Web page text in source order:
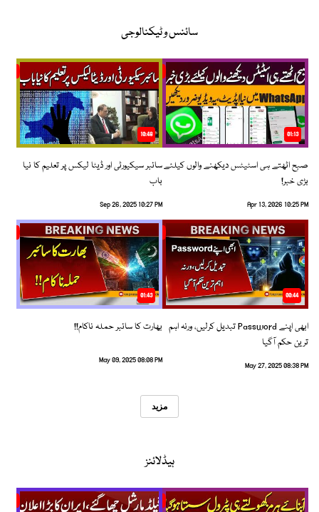
سائنس و ٹیکنالوجی
01:13
صبح اٹھتے ہی اسٹیٹس دیکھنے والوں کیلئے
بڑی خبر!
Apr 13, 2026 10:25 PM
10:48
سائبر سیکیورٹی اور ڈیٹا لیکس پر تعلیم کا نیا
باب
Sep 26, 2025 10:27 PM
00:44
ابھی اپنے Password تبدیل کرلیں، ورنہ اہم
ترین حکم آگیا
May 27, 2025 08:38 PM
01:43
بھارت کا سائبر حملہ ناکام!!
May 09, 2025 08:08 PM
مزید
ہیڈلائنز